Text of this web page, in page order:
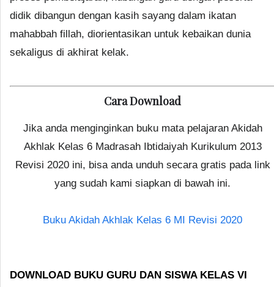
didik dibangun dengan kasih sayang dalam ikatan
mahabbah fillah, diorientasikan untuk kebaikan dunia
sekaligus di akhirat kelak.
Cara Download
Jika anda menginginkan buku mata pelajaran Akidah
Akhlak Kelas 6 Madrasah Ibtidaiyah Kurikulum 2013
Revisi 2020 ini, bisa anda unduh secara gratis pada link
yang sudah kami siapkan di bawah ini.
Buku Akidah Akhlak Kelas 6 MI Revisi 2020
DOWNLOAD BUKU GURU DAN SISWA KELAS VI